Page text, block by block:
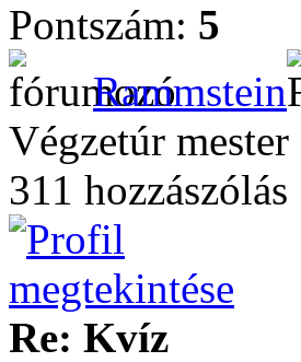
Pontszám: 5
Rammstein
Végzetúr mester
311 hozzászólás
Re: Kvíz